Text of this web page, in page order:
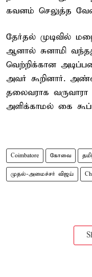
கவனம் செலுத்த
தேர்தல் முடிவில்
ஆனால் சுனாமி
வெற்றிக்கான
அவர் கூறினார்.
தலைவராக
அளிக்காமல் கை
Coimbatore கோவை
முதல்-அமைச்சர் விஜய்